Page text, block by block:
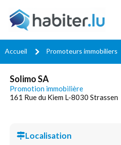
Accueil Promoteurs immobiliers
Solimo SA
Promotion immobilière
161 Rue du Kiem L-8030 Strassen
Localisation